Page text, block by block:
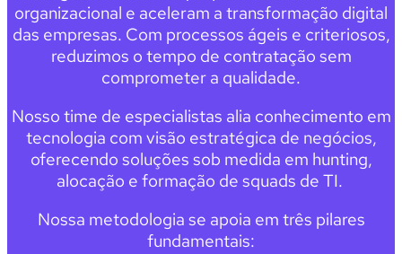
organizacional e aceleram a transformação digital
das empresas. Com processos ágeis e criteriosos,
reduzimos o tempo de contratação sem
comprometer a qualidade.
Nosso time de especialistas alia conhecimento em
tecnologia com visão estratégica de negócios,
oferecendo soluções sob medida em hunting,
alocação e formação de squads de TI.
Nossa metodologia se apoia em três pilares
fundamentais: